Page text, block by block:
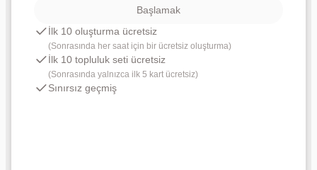
Başlamak
İlk 10 oluşturma ücretsiz
(Sonrasında her saat için bir ücretsiz oluşturma)
İlk 10 topluluk seti ücretsiz
(Sonrasında yalnızca ilk 5 kart ücretsiz)
Sınırsız geçmiş